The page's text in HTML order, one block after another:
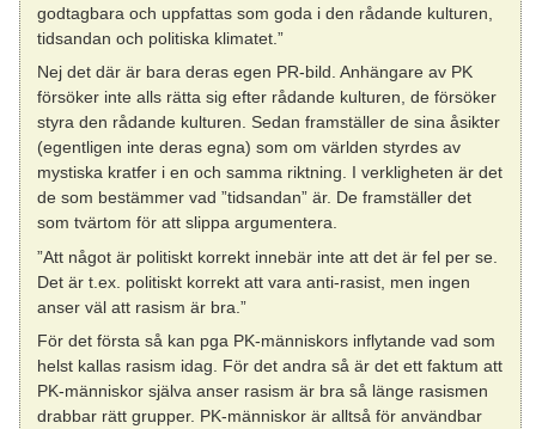
godtagbara och uppfattas som goda i den rådande kulturen,
tidsandan och politiska klimatet.”
Nej det där är bara deras egen PR-bild. Anhängare av PK
försöker inte alls rätta sig efter rådande kulturen, de försöker
styra den rådande kulturen. Sedan framställer de sina åsikter
(egentligen inte deras egna) som om världen styrdes av
mystiska kratfer i en och samma riktning. I verkligheten är det
de som bestämmer vad ”tidsandan” är. De framställer det
som tvärtom för att slippa argumentera.
”Att något är politiskt korrekt innebär inte att det är fel per se.
Det är t.ex. politiskt korrekt att vara anti-rasist, men ingen
anser väl att rasism är bra.”
För det första så kan pga PK-människors inflytande vad som
helst kallas rasism idag. För det andra så är det ett faktum att
PK-människor själva anser rasism är bra så länge rasismen
drabbar rätt grupper. PK-människor är alltså för användbar